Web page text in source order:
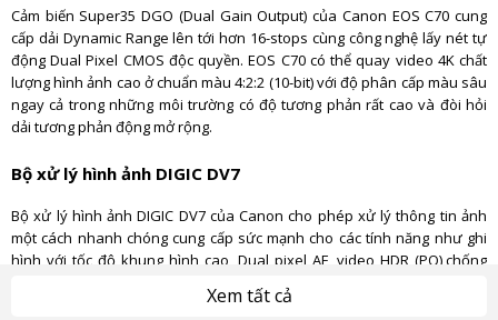
Cảm biến Super35 DGO (Dual Gain Output) của Canon EOS C70 cung
cấp dải Dynamic Range lên tới hơn 16-stops cùng công nghệ lấy nét tự
động Dual Pixel CMOS độc quyền. EOS C70 có thể quay video 4K chất
lượng hình ảnh cao ở chuẩn màu 4:2:2 (10-bit) với độ phân cấp màu sâu
ngay cả trong những môi trường có độ tương phản rất cao và đòi hỏi
dải tương phản động mở rộng.
Bộ xử lý hình ảnh DIGIC DV7
Bộ xử lý hình ảnh DIGIC DV7 của Canon cho phép xử lý thông tin ảnh
một cách nhanh chóng cung cấp sức mạnh cho các tính năng như ghi
hình với tốc độ khung hình cao, Dual pixel AF, video HDR (PQ),chống
Xem tất cả